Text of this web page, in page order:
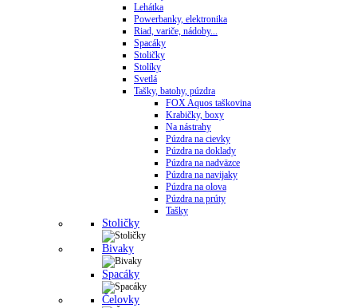
Lehátka
Powerbanky, elektronika
Riad, variče, nádoby...
Spacáky
Stoličky
Stolíky
Svetlá
Tašky, batohy, púzdra
FOX Aquos taškovina
Krabičky, boxy
Na nástrahy
Púzdra na cievky
Púzdra na doklady
Púzdra na nadväzce
Púzdra na navijaky
Púzdra na olova
Púzdra na prúty
Tašky
Stoličky
Bivaky
Spacáky
Čelovky